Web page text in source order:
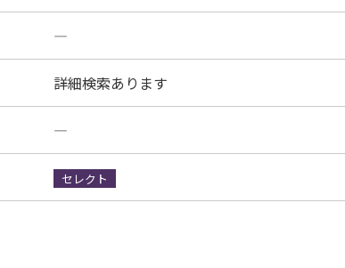
―
詳細検索あります
―
セレクト